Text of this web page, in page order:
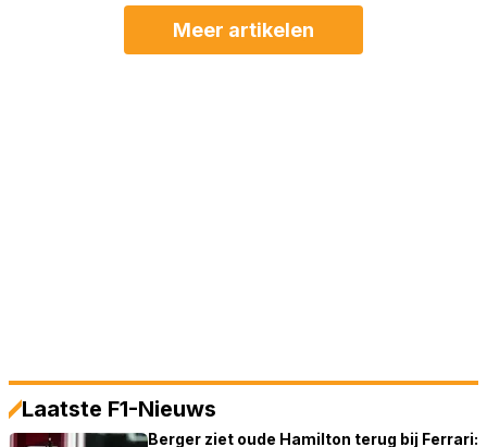
Meer artikelen
Laatste F1-Nieuws
Berger ziet oude Hamilton terug bij Ferrari: